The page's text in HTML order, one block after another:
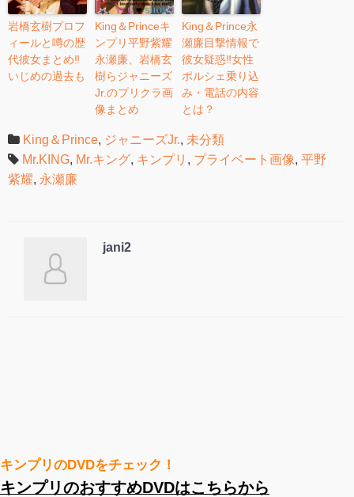
岩橋玄樹プロフ
ィールと噂の歴
代彼女まとめ‼︎
いじめの過去も
King＆Princeキ
ンプリ平野紫耀
永瀬廉、岩橋玄
樹らジャニーズ
Jr.のプリクラ画
像まとめ
King＆Prince永
瀬廉目撃情報で
彼女疑惑‼︎女性
ポルシェ乗り込
み・電話の内容
とは？
King＆Prince, ジャニーズJr., 未分類
Mr.KING, Mr.キング, キンプリ , プライベート画像, 平野
紫耀, 永瀬廉
jani2
キンプリのDVDをチェック！
キンプリのおすすめDVDはこちらから